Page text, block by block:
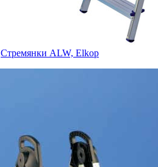
Стремянки ALW, Elkop